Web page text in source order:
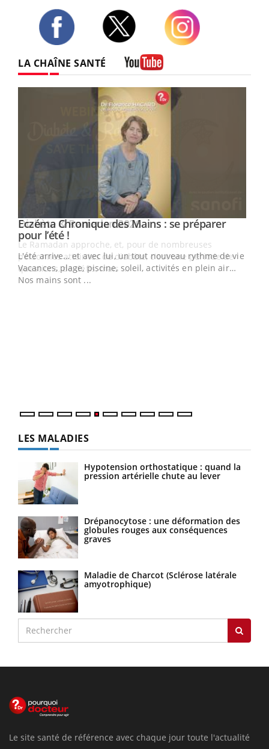
LA CHAÎNE SANTÉ
Youtube
Eczéma Chronique des Mains : se préparer
pour l’été !Youtube
L'été arrive… et avec lui, un tout nouveau rythme de vie !
Vacances, plage, piscine, soleil, activités en plein air…
Nos mains sont ...
Youtube
Diabète & Ramadan 2026Youtube
Le Ramadan approche, et, pour de nombreuses
personnes atteintes de diabète, c'est une période de
questions, de défis, mais ...
LES MALADIES
Hypotension orthostatique : quand la
pression artérielle chute au lever
Drépanocytose : une déformation des
globules rouges aux conséquences
graves
Maladie de Charcot (Sclérose latérale
amyotrophique)
Le site santé de référence avec chaque jour toute l'actualité